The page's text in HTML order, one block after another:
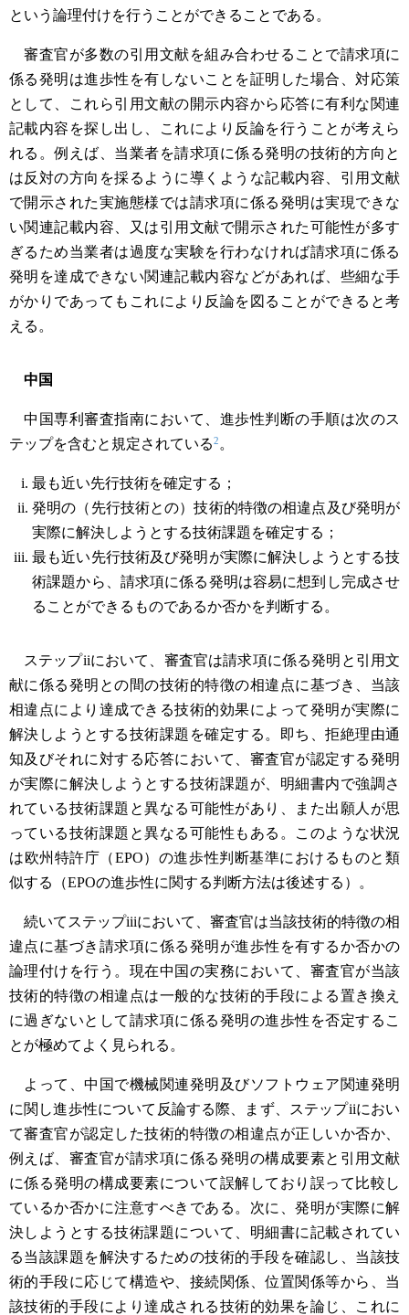
という論理付けを行うことができることである。
審査官が多数の引用文献を組み合わせることで請求項に
係る発明は進歩性を有しないことを証明した場合、対応策
として、これら引用文献の開示内容から応答に有利な関連
記載内容を探し出し、これにより反論を行うことが考えら
れる。例えば、当業者を請求項に係る発明の技術的方向と
は反対の方向を採るように導くような記載内容、引用文献
で開示された実施態様では請求項に係る発明は実現できな
い関連記載内容、又は引用文献で開示された可能性が多す
ぎるため当業者は過度な実験を行わなければ請求項に係る
発明を達成できない関連記載内容などがあれば、些細な手
がかりであってもこれにより反論を図ることができると考
える。
中国
中国専利審査指南において、進歩性判断の手順は次のス
テップを含むと規定されている2 。
最も近い先行技術を確定する；
発明の（先行技術との）技術的特徴の相違点及び発明が
実際に解決しようとする技術課題を確定する；
最も近い先行技術及び発明が実際に解決しようとする技
術課題から、請求項に係る発明は容易に想到し完成させ
ることができるものであるか否かを判断する。
ステップiiにおいて、審査官は請求項に係る発明と引用文
献に係る発明との間の技術的特徴の相違点に基づき、当該
相違点により達成できる技術的効果によって発明が実際に
解決しようとする技術課題を確定する。即ち、拒絶理由通
知及びそれに対する応答において、審査官が認定する発明
が実際に解決しようとする技術課題が、明細書内で強調さ
れている技術課題と異なる可能性があり、また出願人が思
っている技術課題と異なる可能性もある。このような状況
は欧州特許庁（EPO）の進歩性判断基準におけるものと類
似する（EPOの進歩性に関する判断方法は後述する）。
続いてステップiiiにおいて、審査官は当該技術的特徴の相
違点に基づき請求項に係る発明が進歩性を有するか否かの
論理付けを行う。現在中国の実務において、審査官が当該
技術的特徴の相違点は一般的な技術的手段による置き換え
に過ぎないとして請求項に係る発明の進歩性を否定するこ
とが極めてよく見られる。
よって、中国で機械関連発明及びソフトウェア関連発明
に関し進歩性について反論する際、まず、ステップiiにおい
て審査官が認定した技術的特徴の相違点が正しいか否か、
例えば、審査官が請求項に係る発明の構成要素と引用文献
に係る発明の構成要素について誤解しており誤って比較し
ているか否かに注意すべきである。次に、発明が実際に解
決しようとする技術課題について、明細書に記載されてい
る当該課題を解決するための技術的手段を確認し、当該技
術的手段に応じて構造や、接続関係、位置関係等から、当
該技術的手段により達成される技術的効果を論じ、これに